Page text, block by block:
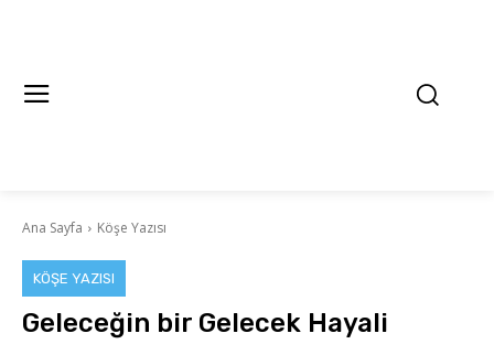
Ana Sayfa Köşe Yazısı
KÖŞE YAZISI
Geleceğin bir Gelecek Hayali